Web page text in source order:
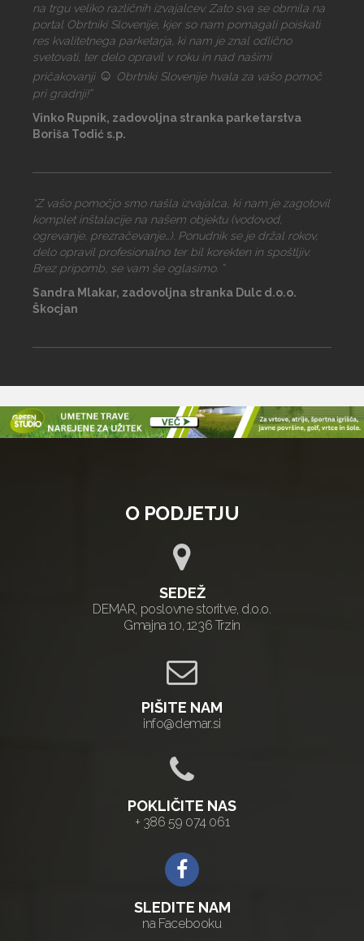
na trgu veliko različnih izvajalcev. Zato sva se obrnila na
portal Obrtniki Slovenije, kjer so nam pomagali poiskati
res kvalitetnega parketarja, ki nam je znal odlično
svetovati, ter delo opravil v roku in nad našimi
pričakovanji ☺ Obrtniki Slovenije hvala za vašo pomoč
pri gradnji!”
Vinko Rupnik, zadovoljna stranka parketarstva
Boriša Todić s.p.
“Z vašo pomočjo smo našla izvajalca, ki nam je zagotovil
komplet inštalacije na našem objektu (vodovod,
ogrevanje, prezračevanje…). Ponudnik se je držal rokov,
delo opravil profesionalno ter bil korekten in spoštljiv.
Brez pripomb, se vam še oglasimo. ”
Sandra Mlakar, zadovoljna stranka Dulc d.o.o.
Škocjan
O PODJETJU
SEDEŽ
DEMAR, poslovne storitve, d.o.o.
Gmajna 10, 1236 Trzin
PIŠITE NAM
info@demar.si
POKLIČITE NAS
+ 386 59 074 061
SLEDITE NAM
na Facebooku